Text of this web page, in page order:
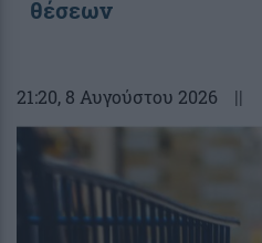
θέσεων
21:20, 8 Αυγούστου 2026 ||